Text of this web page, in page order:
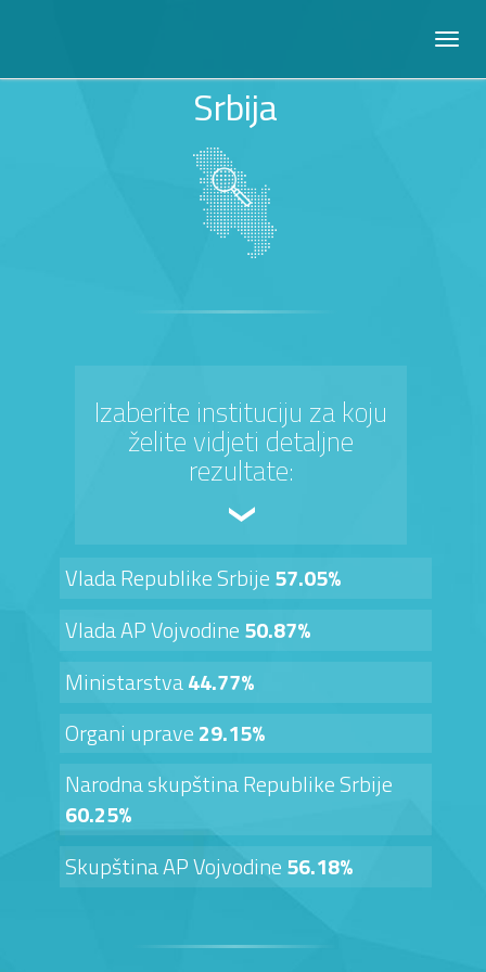
Srbija
Izaberite instituciju za koju
želite vidjeti detaljne
rezultate:
Vlada Republike Srbije57.05%
Vlada AP Vojvodine50.87%
Ministarstva44.77%
Organi uprave29.15%
Narodna skupština Republike Srbije
60.25%
Skupština AP Vojvodine56.18%